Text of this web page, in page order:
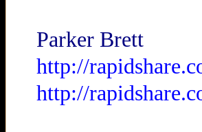
Parker Brett
http://
http://